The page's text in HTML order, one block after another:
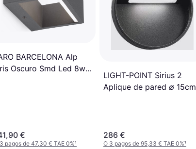
BARCELONA Alp
Oscuro Smd Led 8w
€
pagos de 47,30 € TAE 0%¹
LIGHT-POINT Sirius 2
Aplique de pared ∅ 15cm
286 €
O 3 pagos de 95,33 € TAE 0%¹